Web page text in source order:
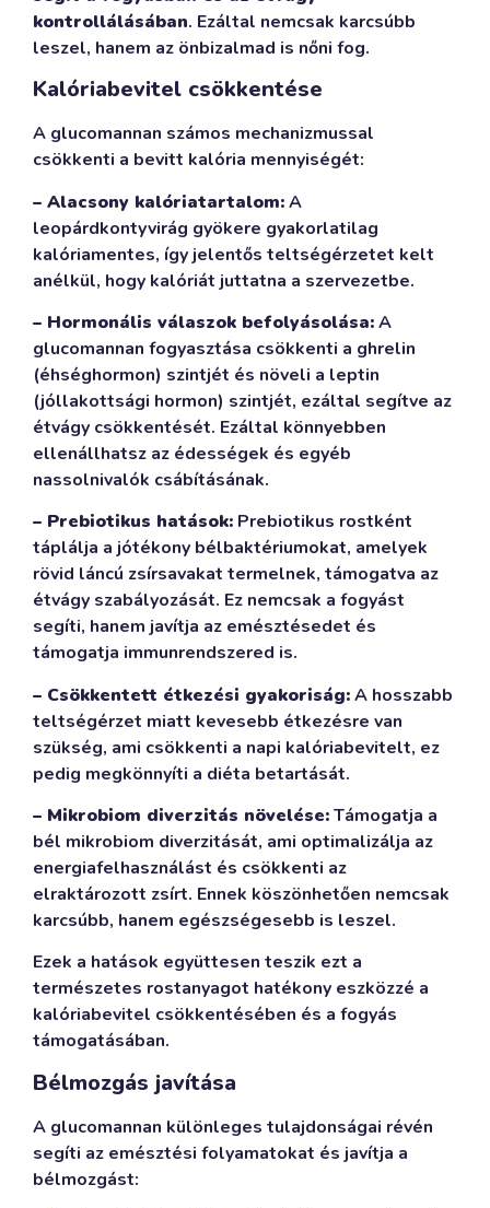
kontrollálásában. Ezáltal nemcsak karcsúbb
leszel, hanem az önbizalmad is nőni fog.
Kalóriabevitel csökkentése
A glucomannan számos mechanizmussal
csökkenti a bevitt kalória mennyiségét:
– Alacsony kalóriatartalom:A
leopárdkontyvirág gyökere gyakorlatilag
kalóriamentes, így jelentős teltségérzetet kelt
anélkül, hogy kalóriát juttatna a szervezetbe.
– Hormonális válaszok befolyásolása:A
glucomannan fogyasztása csökkenti a ghrelin
(éhséghormon) szintjét és növeli a leptin
(jóllakottsági hormon) szintjét, ezáltal segítve az
étvágy csökkentését. Ezáltal könnyebben
ellenállhatsz az édességek és egyéb
nassolnivalók csábításának.
– Prebiotikus hatások: Prebiotikus rostként
táplálja a jótékony bélbaktériumokat, amelyek
rövid láncú zsírsavakat termelnek, támogatva az
étvágy szabályozását. Ez nemcsak a fogyást
segíti, hanem javítja az emésztésedet és
támogatja immunrendszered is.
– Csökkentett étkezési gyakoriság:A hosszabb
teltségérzet miatt kevesebb étkezésre van
szükség, ami csökkenti a napi kalóriabevitelt, ez
pedig megkönnyíti a diéta betartását.
– Mikrobiom diverzitás növelése:Támogatja a
bél mikrobiom diverzitását, ami optimalizálja az
energiafelhasználást és csökkenti az
elraktározott zsírt. Ennek köszönhetően nemcsak
karcsúbb, hanem egészségesebb is leszel.
Ezek a hatások együttesen teszik ezt a
természetes rostanyagot hatékony eszközzé a
kalóriabevitel csökkentésében és a fogyás
támogatásában.
Bélmozgás javítása
A glucomannan különleges tulajdonságai révén
segíti az emésztési folyamatokat és javítja a
bélmozgást: